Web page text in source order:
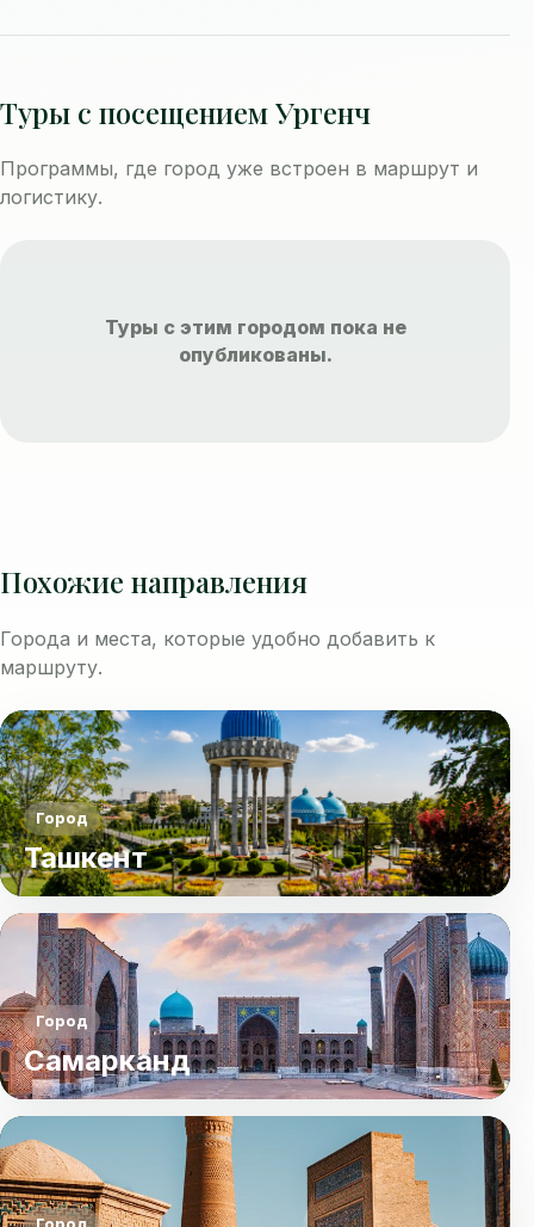
Туры с посещением Ургенч
Программы, где город уже встроен в маршрут и
логистику.
Туры с этим городом пока не
опубликованы.
Похожие направления
Города и места, которые удобно добавить к
маршруту.
Город
Ташкент
Город
Самарканд